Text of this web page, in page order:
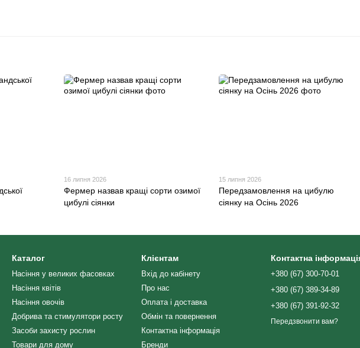
16 липня 2026
Фермер назвав кращі сорти озимої
цибулі сіянки
15 липня 2026
Передзамовлення на цибулю
сіянку на Осінь 2026
Каталог
Насіння у великих фасовках
Насіння квітів
Насіння овочів
Добрива та стимулятори росту
Засоби захисту рослин
Товари для дому
Клієнтам
Вхід до кабінету
Про нас
Оплата і доставка
Обмін та повернення
Контактна інформація
Бренди
Контактна
+380 (67) 300-70-01
+380 (67) 389-34-89
+380 (67) 391-92-32
Передзвонити вам?